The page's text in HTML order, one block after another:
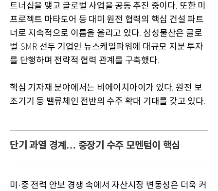
트너십을 맺고 글로벌 사업을 공동 추진 중이다. 또한 미
프로젝트 마타도어 등 대미 원전 협력의 핵심 건설 파트
너로 지속적으로 이름을 올리고 있다. 삼성물산은 글로
벌 SMR 선두 기업인 뉴스케일파워에 대규모 지분 투자
를 단행하며 전략적 협력 관계를 구축했다.
핵심 기자재 분야에서는 비에이치아이가 있다.원전 보
조기기 등 밸류체인 전반의 수주 확대 기대를 갖고 있다.
단기 과열 경계… 중장기 수주 모멘텀이 핵심
미 ·중 전력 안보 경쟁 속에서 자산시장 변동성은 더욱 커